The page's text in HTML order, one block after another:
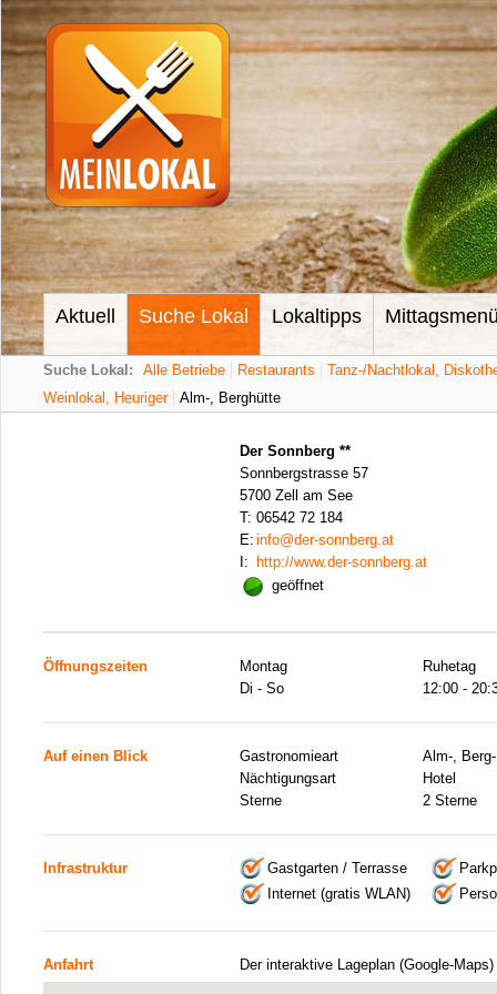
Aktuell Suche Lokal Lokaltipps
Suche Lokal: Alle Betriebe Restaurants
Tanz-/Nachtlokal,
Weinlokal, Heuriger
Alm-, Berghütte
Der Sonnberg **
Sonnbergstrasse 57
5700 Zell am See
T: 06542 72 184
E: info@der-sonnberg.at
I:
http://www.der-sonnberg.at
geöffnet
Öffnungszeiten Montag
Ruhetag
Di - So
12:00 -
Auf einen Blick Gastronomieart
Alm-,
Nächtigungsart
Hotel
Sterne
2 Sterne
Infrastruktur Gastgarten / Terrasse
Internet (gratis WLAN)
Anfahrt Der interaktive Lageplan (Google-